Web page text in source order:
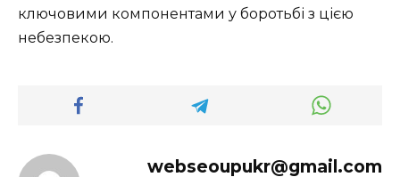
ключовими компонентами у боротьбі з цією
небезпекою.
webseoupukr@gmail.com